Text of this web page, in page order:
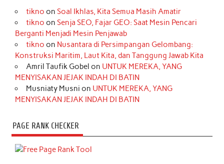
tikno on Soal Ikhlas, Kita Semua Masih Amatir
tikno on Senja SEO, Fajar GEO: Saat Mesin Pencari
Berganti Menjadi Mesin Penjawab
tikno on Nusantara di Persimpangan Gelombang:
Konstruksi Maritim, Laut Kita, dan Tanggung Jawab Kita
Amril Taufik Gobel on UNTUK MEREKA, YANG
MENYISAKAN JEJAK INDAH DI BATIN
Musniaty Musni on UNTUK MEREKA, YANG
MENYISAKAN JEJAK INDAH DI BATIN
PAGE RANK CHECKER